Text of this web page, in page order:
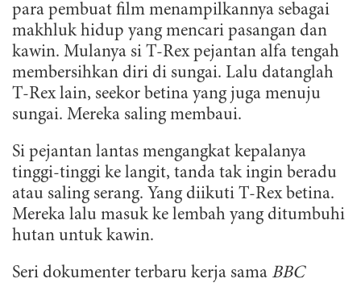
para pembuat film menampilkannya sebagai
makhluk hidup yang mencari pasangan dan
kawin. Mulanya si T-Rex pejantan alfa tengah
membersihkan diri di sungai. Lalu datanglah
T-Rex lain, seekor betina yang juga menuju
sungai. Mereka saling membaui.
Si pejantan lantas mengangkat kepalanya
tinggi-tinggi ke langit, tanda tak ingin beradu
atau saling serang. Yang diikuti T-Rex betina.
Mereka lalu masuk ke lembah yang ditumbuhi
hutan untuk kawin.
Seri dokumenter terbaru kerja sama BBC